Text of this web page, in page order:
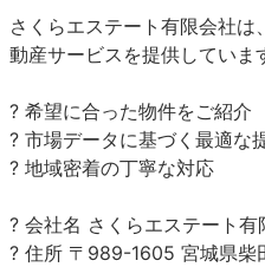
さくらエステート有限会社
動産サービスを提供していま
? 希望に合った物件をご紹介
? 市場データに基づく最適な
? 地域密着の丁寧な対応
? 会社名 さくらエステート有
? 住所 〒989-1605 宮城県柴